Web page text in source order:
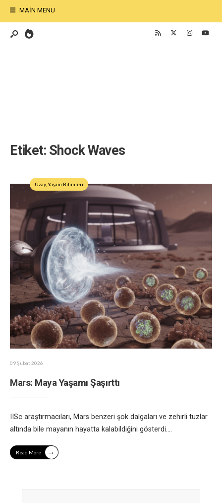
MAIN MENU
Etiket: Shock Waves
Uzay, Yaşam Bilimleri
09 Şubat 2026
Mars: Maya Yaşamı Şaşırttı
IISc araştırmacıları, Mars benzeri şok dalgaları ve zehirli tuzlar
altında bile mayanın hayatta kalabildiğini gösterdi....
Read More →